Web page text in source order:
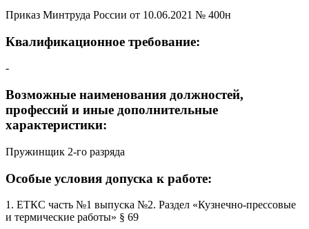
Приказ Минтруда России от 10.06.2021 № 400н
Квалификационное требование:
-
Возможные наименования должностей,
профессий и иные дополнительные
характеристики:
Пружинщик 2-го разряда
Особые условия допуска к работе:
1. ЕТКС часть №1 выпуска №2. Раздел «Кузнечно-прессовые
и термические работы» § 69